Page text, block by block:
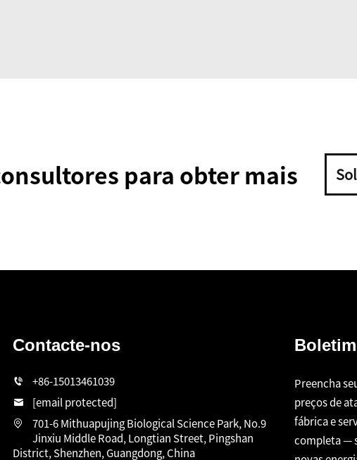
para obter mais
Contacte-nos
+86-15013461039
[email protected]
701-6 Mithuapujing Biological Science Park, No.9
Jinxiu Middle Road, Longtian Street, Pingshan
District, Shenzhen, Guangdong, China
Preencha
preços de
fábrica e
completa —